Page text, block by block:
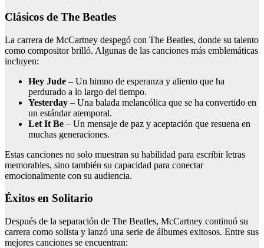
Clásicos de The Beatles
La carrera de McCartney despegó con The Beatles, donde su talento
como compositor brilló. Algunas de las canciones más emblemáticas
incluyen:
Hey Jude – Un himno de esperanza y aliento que ha
perdurado a lo largo del tiempo.
Yesterday – Una balada melancólica que se ha convertido en
un estándar atemporal.
Let It Be – Un mensaje de paz y aceptación que resuena en
muchas generaciones.
Estas canciones no solo muestran su habilidad para escribir letras
memorables, sino también su capacidad para conectar
emocionalmente con su audiencia.
Éxitos en Solitario
Después de la separación de The Beatles, McCartney continuó su
carrera como solista y lanzó una serie de álbumes exitosos. Entre sus
mejores canciones se encuentran: